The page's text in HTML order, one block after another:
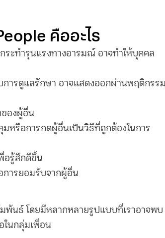
คืออะไร
ระทำรุนแรงทางอารมณ์ อาจทำให้บุคคล
ารดูแลรักษา อาจแสดงออกผ่านพฤติกรรม
ของผู้อื่น
มหรือการกดผู้อื่นเป็นวิธีที่ถูกต้องในการ
อรู้สึกดีขึ้น
การยอมรับจากผู้อื่น
พันธ์ โดยมีหลากหลายรูปแบบที่เราอาจพบ
ในกลุ่มเพื่อน